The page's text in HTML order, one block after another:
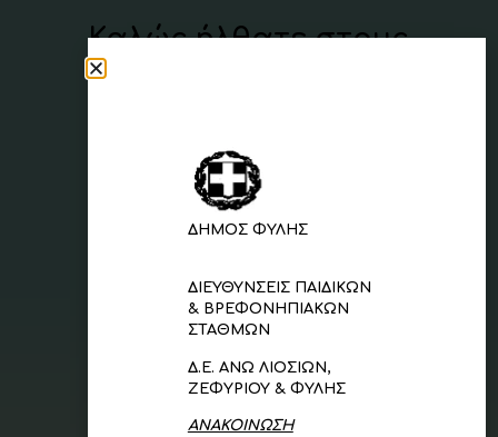
Καλώς ήλθατε στους
παιδικούς σταθμούς
ΔΗΜΟΣ ΦΥΛΗΣ
ΔΙΕΥΘΥΝΣEΙΣ ΠΑΙΔΙΚΩΝ
& ΒΡΕΦΟΝΗΠΙΑΚΩΝ
ΣΤΑΘΜΩΝ
Δ.Ε. ΑΝΩ ΛΙΟΣΙΩΝ,
ΖΕΦΥΡΙΟΥ & ΦΥΛΗΣ
ΑΝΑΚΟΙΝΩΣΗ